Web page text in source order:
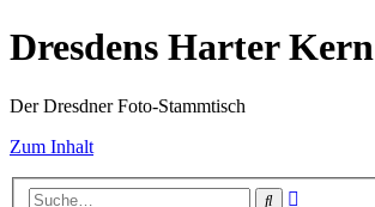
Dresdens Harter Kern
Der Dresdner Foto-Stammtisch
Zum Inhalt
Suche